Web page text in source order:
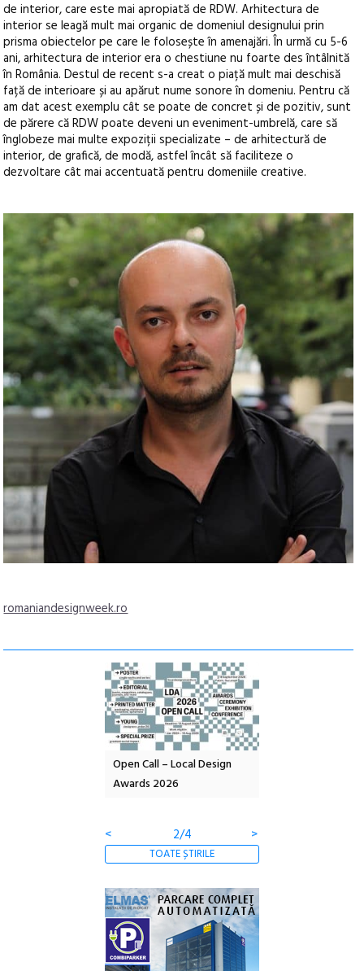
de interior, care este mai apropiată de RDW. Arhitectura de
interior se leagă mult mai organic de domeniul designului prin
prisma obiectelor pe care le folosește în amenajări. În urmă cu 5-6
ani, arhitectura de interior era o chestiune nu foarte des întâlnită
în România. Destul de recent s-a creat o piață mult mai deschisă
față de interioare și au apărut nume sonore în domeniu. Pentru că
am dat acest exemplu cât se poate de concret și de pozitiv, sunt
de părere că RDW poate deveni un eveniment-umbrelă, care să
înglobeze mai multe expoziții specializate – de arhitectură de
interior, de grafică, de modă, astfel încât să faciliteze o
dezvoltare cât mai accentuată pentru domeniile creative.
romaniandesignweek.ro
Open Call – Local Design
Anuala de artă urbană
<
3/4 >
TOATE ȘTIRILE